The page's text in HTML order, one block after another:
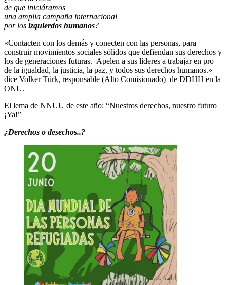
de que iniciáramos
una amplia campaña internacional
por los izquierdos humanos?
«Contacten con los demás y conecten con las personas, para
construir movimientos sociales sólidos que defiendan sus derechos y
los de generaciones futuras. Apelen a sus líderes a trabajar en pro
de la igualdad, la justicia, la paz, y todos sus derechos humanos.»
dice Volker Türk, responsable (Alto Comisionado) de DDHH en la
ONU.
El lema de NNUU de este año: “Nuestros derechos, nuestro futuro
¡Ya!”
¿Derechos o desechos..?